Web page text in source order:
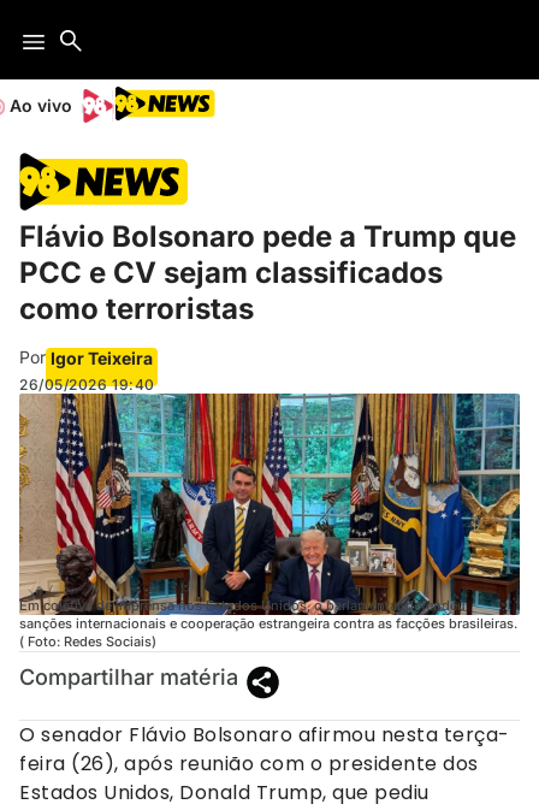
Ao vivo
Flávio Bolsonaro pede a Trump que
PCC e CV sejam classificados
como terroristas
Por Igor Teixeira
26/05/2026 19:40
Em coletiva de imprensa nos Estados Unidos, o parlamentar defendeu
sanções internacionais e cooperação estrangeira contra as facções brasileiras.
( Foto: Redes Sociais)
Compartilhar matéria
O senador Flávio Bolsonaro afirmou nesta terça-
feira (26), após reunião com o presidente dos
Estados Unidos, Donald Trump, que pediu